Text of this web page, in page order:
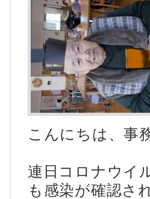
こんにちは、事
連日コロナウイ
も感染が確認さ